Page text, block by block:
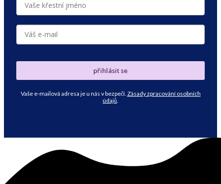
přihlásit se
Vaše e-mailová adresa je u nás v bezpečí. Zásady zpracování osobních
údajů.